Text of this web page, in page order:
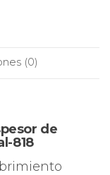
(0)
de
818